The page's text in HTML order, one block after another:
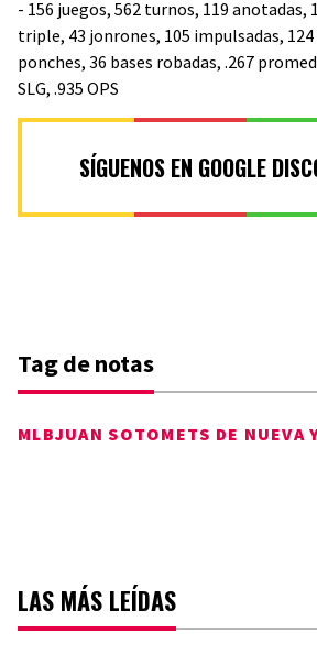
- 156 juegos, 562 turnos, 119 anotadas,
triple, 43 jonrones, 105 impulsadas,
ponches, 36 bases robadas, .267
SLG, .935 OPS
SÍGUENOS EN GOOGLE
Tag de notas
MLBJUAN SOTOMETS DE NUEVA
LAS MÁS LEÍDAS